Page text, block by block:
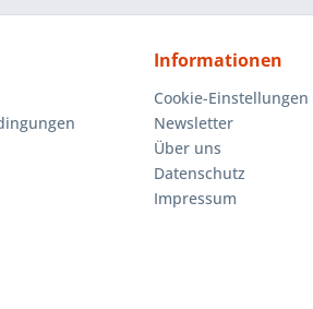
Informationen
Cookie-Einstellungen
Newsletter
Über uns
Datenschutz
Impressum